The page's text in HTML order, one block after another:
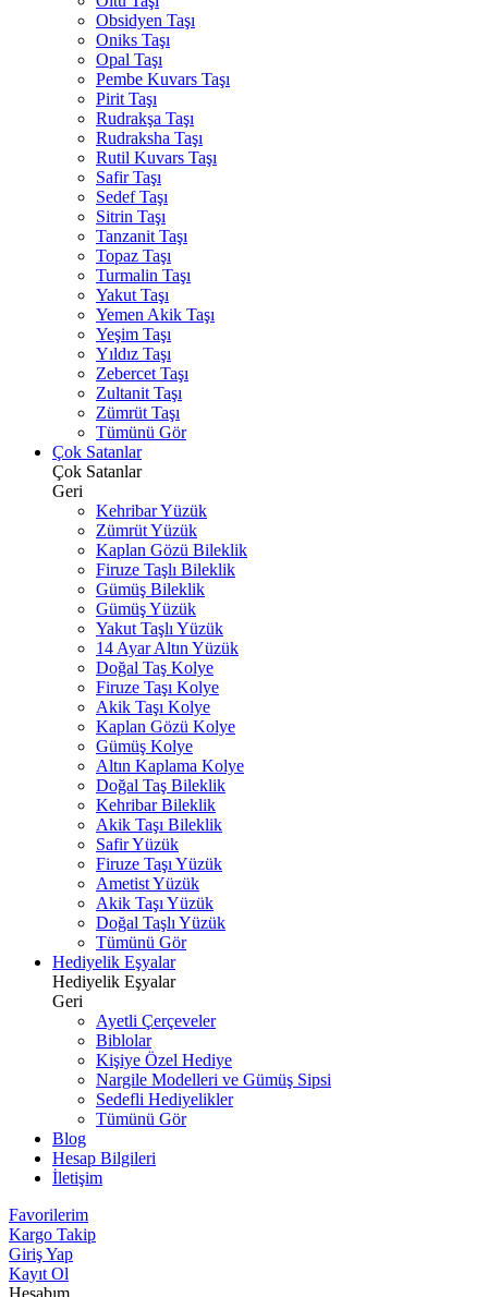
Obsidyen Taşı
Oniks Taşı
Opal Taşı
Pembe Kuvars Taşı
Pirit Taşı
Rudrakşa Taşı
Rudraksha Taşı
Rutil Kuvars Taşı
Safir Taşı
Sedef Taşı
Sitrin Taşı
Tanzanit Taşı
Topaz Taşı
Turmalin Taşı
Yakut Taşı
Yemen Akik Taşı
Yeşim Taşı
Yıldız Taşı
Zebercet Taşı
Zultanit Taşı
Zümrüt Taşı
Tümünü Gör
Çok Satanlar
Çok Satanlar
Geri
Kehribar Yüzük
Zümrüt Yüzük
Kaplan Gözü Bileklik
Firuze Taşlı Bileklik
Gümüş Bileklik
Gümüş Yüzük
Yakut Taşlı Yüzük
14 Ayar Altın Yüzük
Doğal Taş Kolye
Firuze Taşı Kolye
Akik Taşı Kolye
Kaplan Gözü Kolye
Gümüş Kolye
Altın Kaplama Kolye
Doğal Taş Bileklik
Kehribar Bileklik
Akik Taşı Bileklik
Safir Yüzük
Firuze Taşı Yüzük
Ametist Yüzük
Akik Taşı Yüzük
Doğal Taşlı Yüzük
Tümünü Gör
Hediyelik Eşyalar
Hediyelik Eşyalar
Geri
Ayetli Çerçeveler
Biblolar
Kişiye Özel Hediye
Nargile Modelleri ve Gümüş Sipsi
Sedefli Hediyelikler
Tümünü Gör
Blog
Hesap Bilgileri
İletişim
Favorilerim
Kargo Takip
Giriş Yap
Kayıt Ol
Hesabım